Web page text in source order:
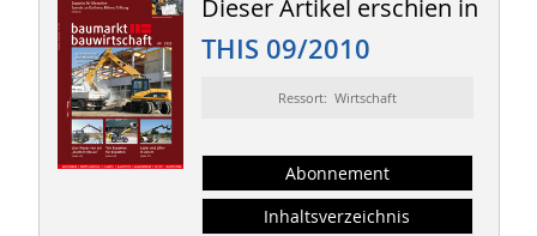
Dieser Artikel erschien in
THIS 09/2010
Ressort: Wirtschaft
Abonnement
Inhaltsverzeichnis